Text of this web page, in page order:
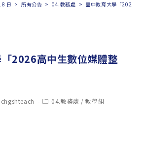
日 > 所有公告 > 04.教務處 > 臺中教育大學「2026
2026高中生數位媒體整
chgshteach
Post04.教務處 / 教學組